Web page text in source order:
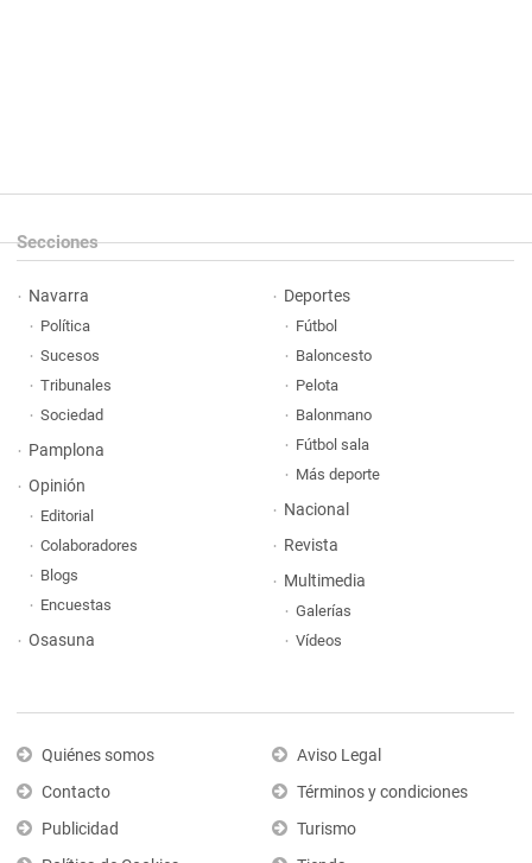
Secciones
Navarra
Política
Sucesos
Tribunales
Sociedad
Pamplona
Opinión
Editorial
Colaboradores
Blogs
Encuestas
Osasuna
Deportes
Fútbol
Baloncesto
Pelota
Balonmano
Fútbol sala
Más deporte
Nacional
Revista
Multimedia
Galerías
Vídeos
Quiénes somos
Contacto
Publicidad
Aviso Legal
Términos y condiciones
Turismo